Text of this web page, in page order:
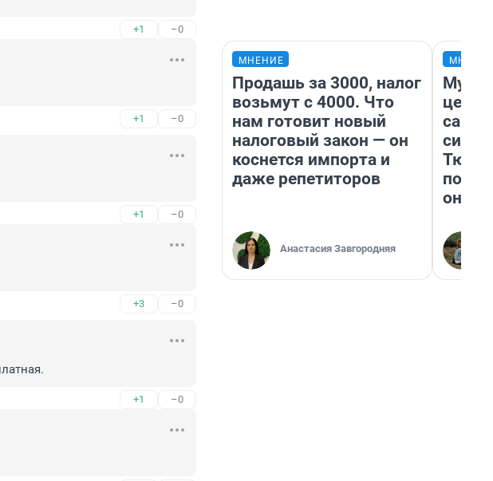
+1 –0
+1 –0
+1 –0
+3 –0
+1 –0
МНЕНИЕ
Продашь за 3000, налог
возьмут с 4000. Что
нам готовит новый
налоговый закон — он
коснется импорта и
даже репетиторов
Анастасия Завгородняя
они